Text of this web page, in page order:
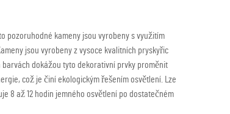
pozoruhodné kameny jsou vyrobeny s využitím
jsou vyrobeny z vysoce kvalitních pryskyřic
dokážou tyto dekorativní prvky proměnit
což je činí ekologickým řešením osvětlení. Lze
8 až 12 hodin jemného osvětlení po dostatečném